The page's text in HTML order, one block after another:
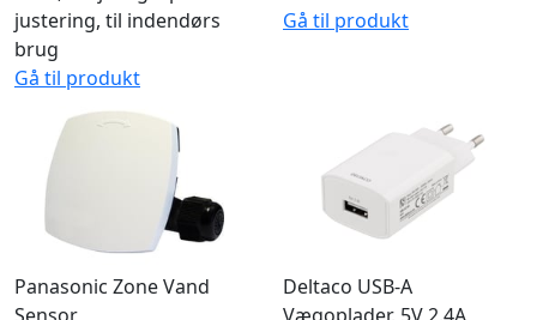
LK Wiser IP-kamera med
Wi-Fi, dreje- og kip-
justering, til indendørs
brug
Gå til produkt